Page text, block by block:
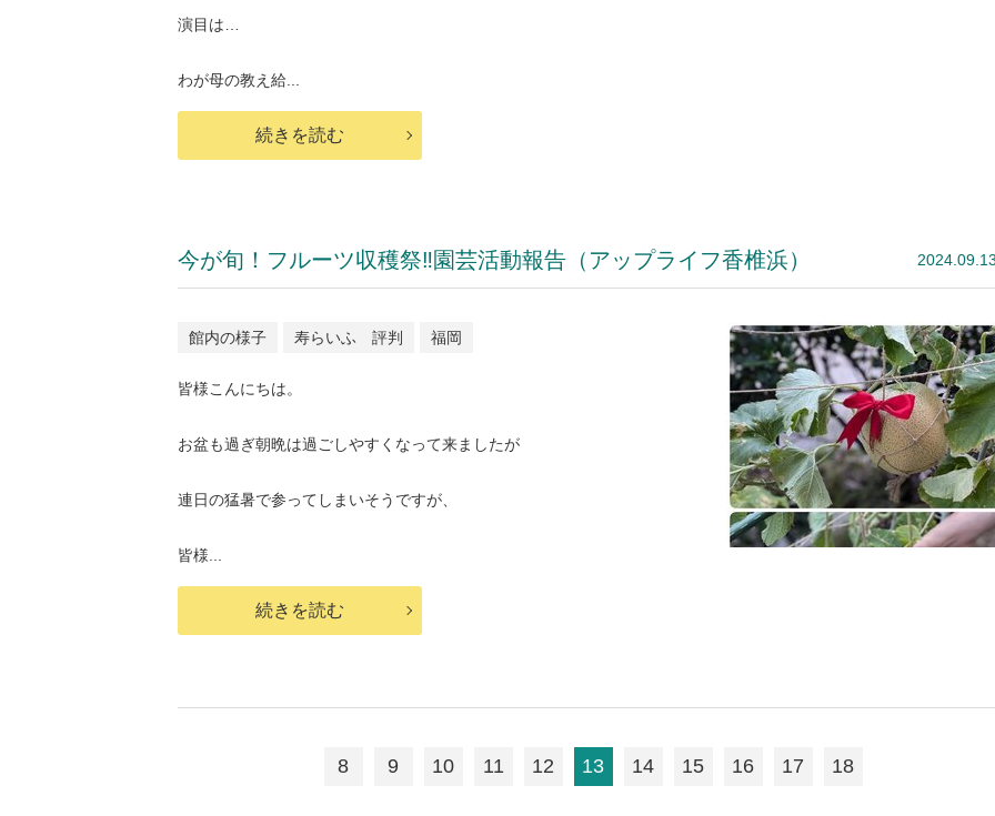
演目は…
わが母の教え給...
続きを読む
今が旬！フルーツ収穫祭‼園芸活動報告（アップライフ香椎浜）
館内の様子 寿らいふ 評判 福岡
皆様こんにちは。
お盆も過ぎ朝晩は過ごしやすくなって来ましたが
連日の猛暑で参ってしまいそうですが、
皆様...
続きを読む
8 9 10 11 12 13 14 15 16 17 18